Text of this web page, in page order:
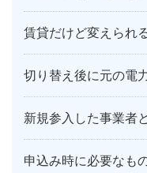
賃貸だけど変えられ
切り替え後に元の電
新規参入した事業者
申込み時に必要なも